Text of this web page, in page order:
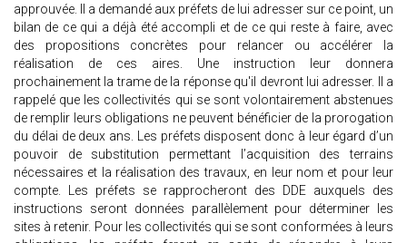
approuvée. Il a demandé aux préfets de lui adresser sur ce point, un
bilan de ce qui a déjà été accompli et de ce qui reste à faire, avec
des propositions concrètes pour relancer ou accélérer la
réalisation de ces aires. Une instruction leur donnera
prochainement la trame de la réponse qu'il devront lui adresser. Il a
rappelé que les collectivités qui se sont volontairement abstenues
de remplir leurs obligations ne peuvent bénéficier de la prorogation
du délai de deux ans. Les préfets disposent donc à leur égard d’un
pouvoir de substitution permettant l’acquisition des terrains
nécessaires et la réalisation des travaux, en leur nom et pour leur
compte. Les préfets se rapprocheront des DDE auxquels des
instructions seront données parallèlement pour déterminer les
sites à retenir. Pour les collectivités qui se sont conformées à leurs